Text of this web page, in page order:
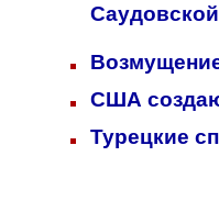
США
Турецкие